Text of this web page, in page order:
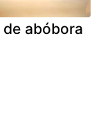
de abóbora